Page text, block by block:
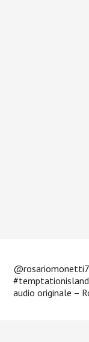
@rosariomonetti7
audio originale –